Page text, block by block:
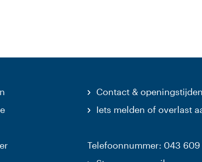
Contact & openingstijden
Iets melden of overlast
Telefoonnummer: 043 609